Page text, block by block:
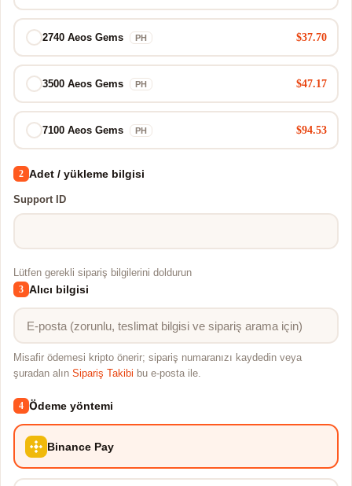
2740 Aeos Gems PH $37.70
3500 Aeos Gems PH $47.17
7100 Aeos Gems PH $94.53
2 Adet / yükleme bilgisi
Support ID
Lütfen gerekli sipariş bilgilerini doldurun
3 Alıcı bilgisi
Misafir ödemesi kripto önerir; sipariş numaranızı kaydedin veya
şuradan alın Sipariş Takibi bu e-posta ile.
4 Ödeme yöntemi
Binance Pay